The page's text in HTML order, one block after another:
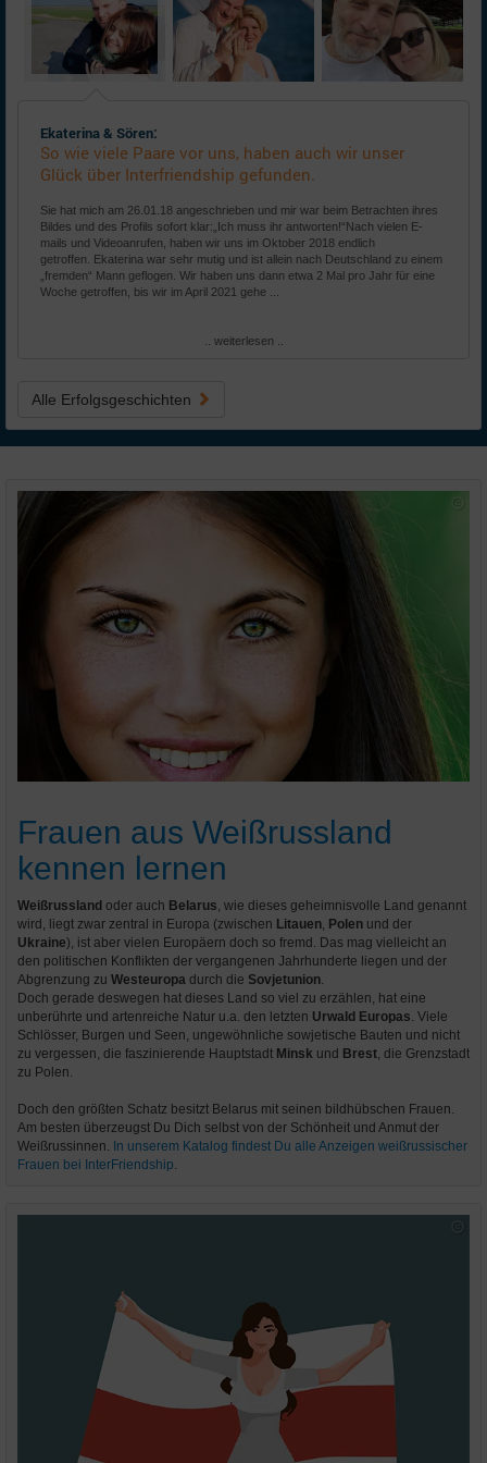
Ekaterina & Sören:
So wie viele Paare vor uns, haben auch wir unser
Glück über Interfriendship gefunden.
Sie hat mich am 26.01.18 angeschrieben und mir war beim Betrachten ihres
Bildes und des Profils sofort klar:„Ich muss ihr antworten!“Nach vielen E-
mails und Videoanrufen, haben wir uns im Oktober 2018 endlich
getroffen. Ekaterina war sehr mutig und ist allein nach Deutschland zu einem
„fremden“ Mann geflogen. Wir haben uns dann etwa 2 Mal pro Jahr für eine
Woche getroffen, bis wir im April 2021 gehe ...
.. weiterlesen ..
Alle Erfolgsgeschichten
Frauen aus Weißrussland
kennen lernen
Weißrussland oder auch Belarus, wie dieses geheimnisvolle Land genannt
wird, liegt zwar zentral in Europa (zwischen Litauen, Polen und der
Ukraine), ist aber vielen Europäern doch so fremd. Das mag vielleicht an
den politischen Konflikten der vergangenen Jahrhunderte liegen und der
Abgrenzung zu Westeuropa durch die Sovjetunion.
Doch gerade deswegen hat dieses Land so viel zu erzählen, hat eine
unberührte und artenreiche Natur u.a. den letzten Urwald Europas. Viele
Schlösser, Burgen und Seen, ungewöhnliche sowjetische Bauten und nicht
zu vergessen, die faszinierende Hauptstadt Minsk und Brest, die Grenzstadt
zu Polen.
Doch den größten Schatz besitzt Belarus mit seinen bildhübschen Frauen.
Am besten überzeugst Du Dich selbst von der Schönheit und Anmut der
Weißrussinnen. In unserem Katalog findest Du alle Anzeigen weißrussischer
Frauen bei InterFriendship.